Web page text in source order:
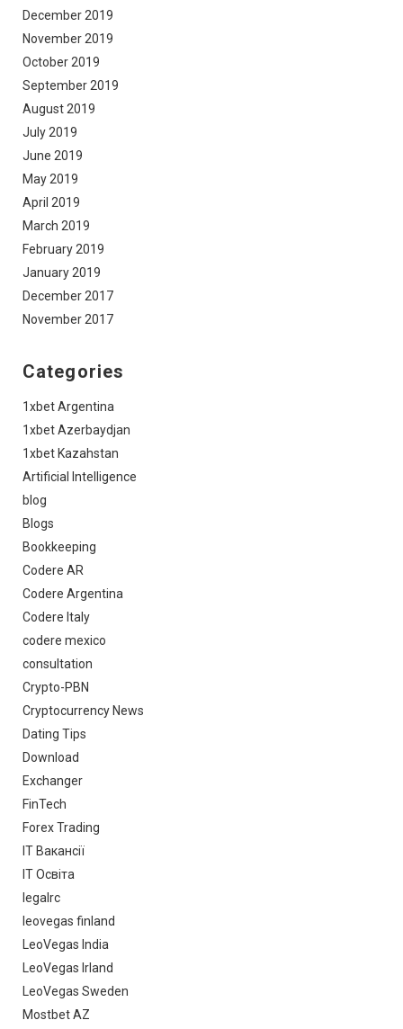
December 2019
November 2019
October 2019
September 2019
August 2019
July 2019
June 2019
May 2019
April 2019
March 2019
February 2019
January 2019
December 2017
November 2017
Categories
1xbet Argentina
1xbet Azerbaydjan
1xbet Kazahstan
Artificial Intelligence
blog
Blogs
Bookkeeping
Codere AR
Codere Argentina
Codere Italy
codere mexico
consultation
Crypto-PBN
Cryptocurrency News
Dating Tips
Download
Exchanger
FinTech
Forex Trading
IT Вакансії
IT Освіта
legalrc
leovegas finland
LeoVegas India
LeoVegas Irland
LeoVegas Sweden
Mostbet AZ